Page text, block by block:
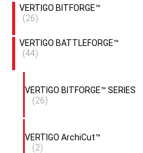
VERTIGO BITFORGE™
(26)
VERTIGO BATTLEFORGE™
(44)
VERTIGO BITFORGE™ SERIES
(26)
VERTIGO ArchiCut™
(2)